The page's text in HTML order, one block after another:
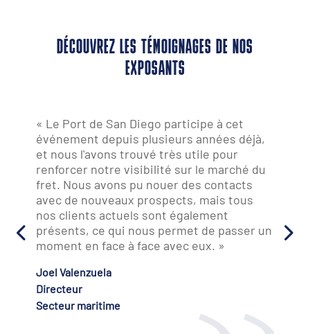
DÉCOUVREZ LES TÉMOIGNAGES DE NOS
EXPOSANTS
« Le salon Breakbulk Europe a été
exceptionnel ; notre équipe y participe
depuis quatre années consécutives. C'est
la première année que j'y participe moi-
même et je dois dire que cela a dépassé
mes attentes à tous les niveaux. »
Jakob Larsen
Groupe AD Ports